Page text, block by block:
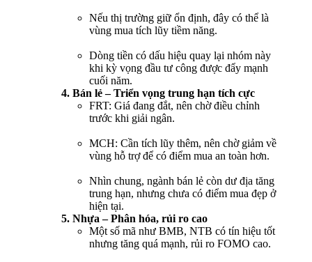
Nếu thị trường giữ ổn định, đây có thể là
vùng mua tích lũy tiềm năng.
Dòng tiền có dấu hiệu quay lại nhóm này
khi kỳ vọng đầu tư công được đẩy mạnh
cuối năm.
4. Bán lẻ – Triển vọng trung hạn tích cực
FRT: Giá đang đắt, nên chờ điều chỉnh
trước khi giải ngân.
MCH: Cần tích lũy thêm, nên chờ giảm về
vùng hỗ trợ để có điểm mua an toàn hơn.
Nhìn chung, ngành bán lẻ còn dư địa tăng
trung hạn, nhưng chưa có điểm mua đẹp ở
hiện tại.
5. Nhựa – Phân hóa, rủi ro cao
Một số mã như BMB, NTB có tín hiệu tốt
nhưng tăng quá mạnh, rủi ro FOMO cao.